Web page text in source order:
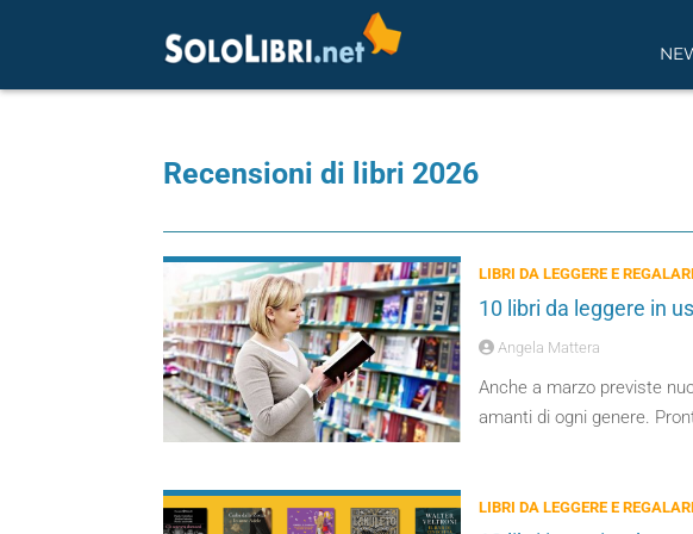
Recensioni di libri 2026
LIBRI DA LEGGERE E
10 libri da leggere in
Angela Mattera
Anche a marzo previste
amanti di ogni genere.
LIBRI DA LEGGERE E